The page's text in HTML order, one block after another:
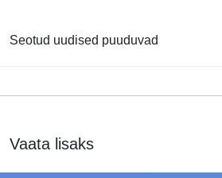
Seotud uudised puuduvad
Vaata lisaks